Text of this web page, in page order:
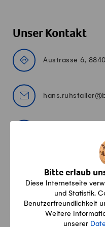
Bitte erlaub
Diese Internetseite
und Statistik.
Benutzerfreundlichkeit
Weitere
unserer
Unser Kontakt
Austrasse 6,
Das sagen